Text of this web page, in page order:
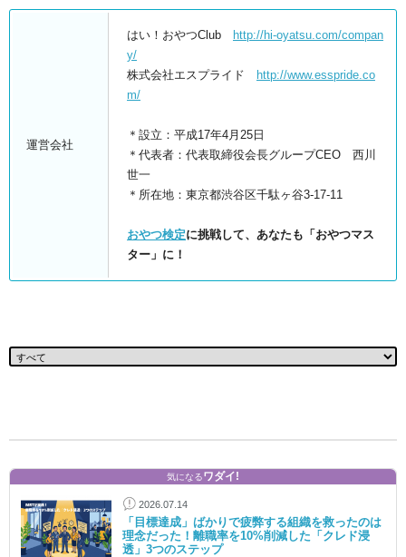
運営会社
はい！おやつClub
http://hi-oyatsu.com/compan
y/
株式会社エスプライド
http://www.esspride.co
m/
＊設立：平成17年4月25日
＊代表者：代表取締役会長グループCEO 西川
世一
＊所在地：東京都渋谷区千駄ヶ谷3-17-11
おやつ検定に挑戦して、あなたも「おやつマス
ター」に！
気になるワダイ!
2026.07.14
「目標達成」ばかりで疲弊する組織を救ったのは
理念だった！離職率を10%削減した「クレド浸
透」3つのステップ